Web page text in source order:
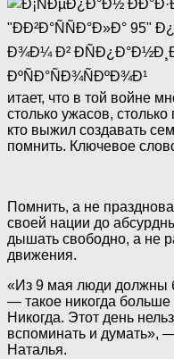
итает, что в той вoйнe
столько yжаcoв,
кто выжил создавать
помнить. Ключевое
Помнить, а не
своей нации до
дышать свободно, а не
движения.
«Из 9 мая люди должны
— такое никогда
Никогда. Этот день
вспоминать и думать»,
Наталья.